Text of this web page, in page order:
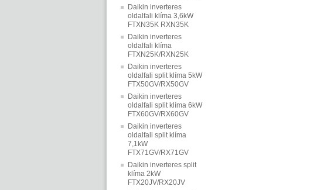
Daikin inverteres
oldalfali klíma 3,6kW
FTXN35K RXN35K
Daikin inverteres
oldalfali klíma
FTXN25K/RXN25K
Daikin inverteres
oldalfali split klíma 5kW
FTX50GV/RX50GV
Daikin inverteres
oldalfali split klíma 6kW
FTX60GV/RX60GV
Daikin inverteres
oldalfali split klíma
7,1kW
FTX71GV/RX71GV
Daikin inverteres split
klíma 2kW
FTX20JV/RX20JV